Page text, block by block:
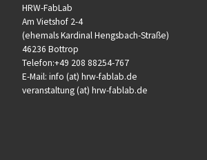
HRW-FabLab
Am Vietshof 2-4
(ehemals Kardinal Hengsbach-Straße)
46236 Bottrop
Telefon:+49 208 88254-767
E-Mail: info (at) hrw-fablab.de
veranstaltung (at) hrw-fablab.de